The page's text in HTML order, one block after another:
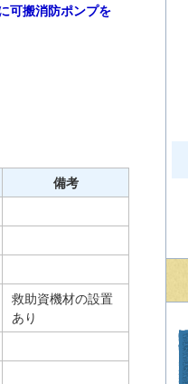
可搬消防ポンプを
備考
救助資機材の設置
あり